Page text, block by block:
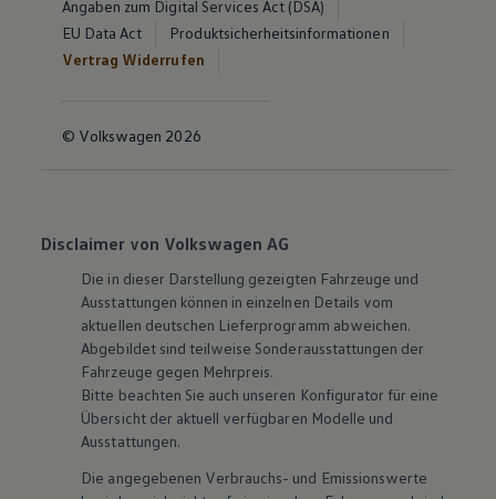
Angaben zum Digital Services Act (DSA)
EU Data Act
Produktsicherheitsinformationen
Vertrag Widerrufen
© Volkswagen 2026
Disclaimer von Volkswagen AG
Die in dieser Darstellung gezeigten Fahrzeuge und
Ausstattungen können in einzelnen Details vom
aktuellen deutschen Lieferprogramm abweichen.
Abgebildet sind teilweise Sonderausstattungen der
Fahrzeuge gegen Mehrpreis.
Bitte beachten Sie auch unseren Konfigurator für eine
Übersicht der aktuell verfügbaren Modelle und
Ausstattungen.
Die angegebenen Verbrauchs- und Emissionswerte